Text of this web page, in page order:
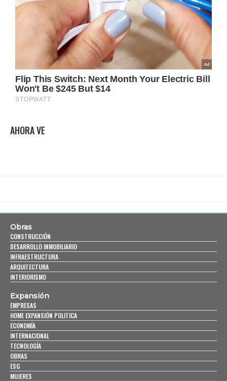
AHORA VE
Obras
CONSTRUCCIÓN
DESARROLLO INMOBILIARIO
INFRAESTRUCTURA
ARQUITECTURA
INTERIORISMO
Expansión
EMPRESAS
HOME EXPANSIÓN POLITICA
ECONOMÍA
INTERNACIONAL
TECNOLOGÍA
OBRAS
ESG
MUJERES